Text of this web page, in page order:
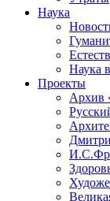
Наука
Наука
Проекты
Архив